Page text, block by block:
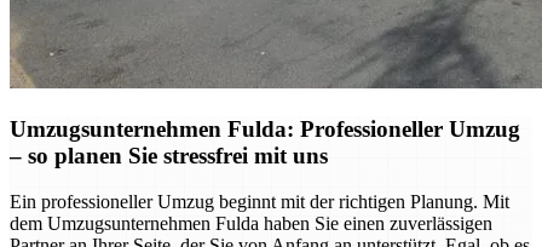
Umzugsunternehmen Fulda: Professioneller Umzug
– so planen Sie stressfrei mit uns
Ein professioneller Umzug beginnt mit der richtigen Planung. Mit
dem Umzugsunternehmen Fulda haben Sie einen zuverlässigen